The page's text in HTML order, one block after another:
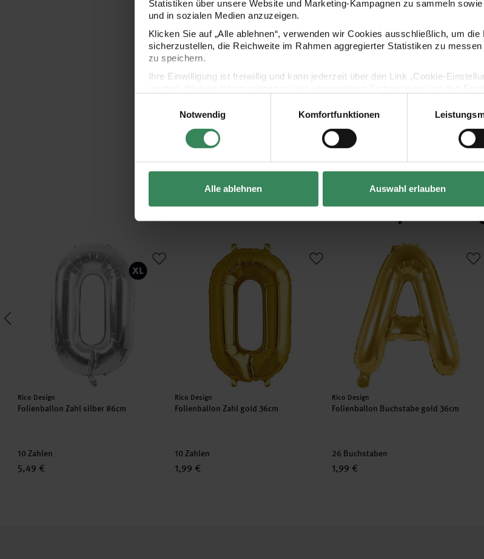
Statistiken über unsere Website und Marketing-Kampagnen zu sammeln
und in sozialen Medien anzuzeigen.
Klicken Sie auf „Alle ablehnen“, verwenden wir Cookies ausschließlich, um
sicherzustellen, die Reichweite im Rahmen aggregierter Statistiken zu
zu speichern.
Ihre Einwilligung ist freiwillig und kann jederzeit über den Link „Cookie-
Impressum
Datenschutz Vertrag widerrufen
Notwendig
Komfortfunktionen
Alle ablehnen Auswahl erlauben
Hersteller
Hersteller:
Rico Design
Folienballon Zahl silber 86cm
10 Zahlen
5,49 €
Folienballon Zahl gold 36cm
Hersteller:
Rico Design
Folienballon Zahl gold 36cm
10 Zahlen
1,99 €
Folienballon Buchstabe gold 36cm
Hersteller:
Rico Design
Folienballon Buchstabe gold 36cm
26 Buchstaben
1,99 €